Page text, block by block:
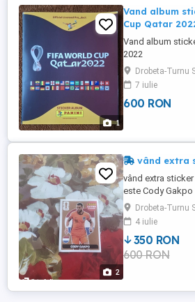
1
Vand album
Cup Qatar
Vand album
2022
Drobeta-Turnu
7 iulie
600 RON
2
vând extra
vând extra
este Cody Gakpo
Drobeta-Turnu
4 iulie
350 RON
600 RON